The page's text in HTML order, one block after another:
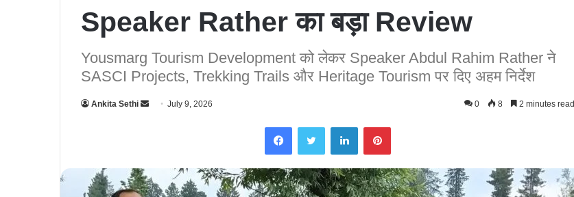
Speaker Rather का बड़ा Review
Yousmarg Tourism Development को लेकर Speaker Abdul Rahim Rather ने
SASCI Projects, Trekking Trails और Heritage Tourism पर दिए अहम निर्देश
Ankita Sethi
n
July 9, 2026 0 8 2 minutes read